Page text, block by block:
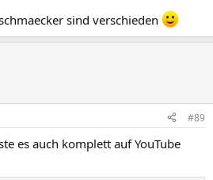
sind verschieden
#89
es auch komplett auf YouTube